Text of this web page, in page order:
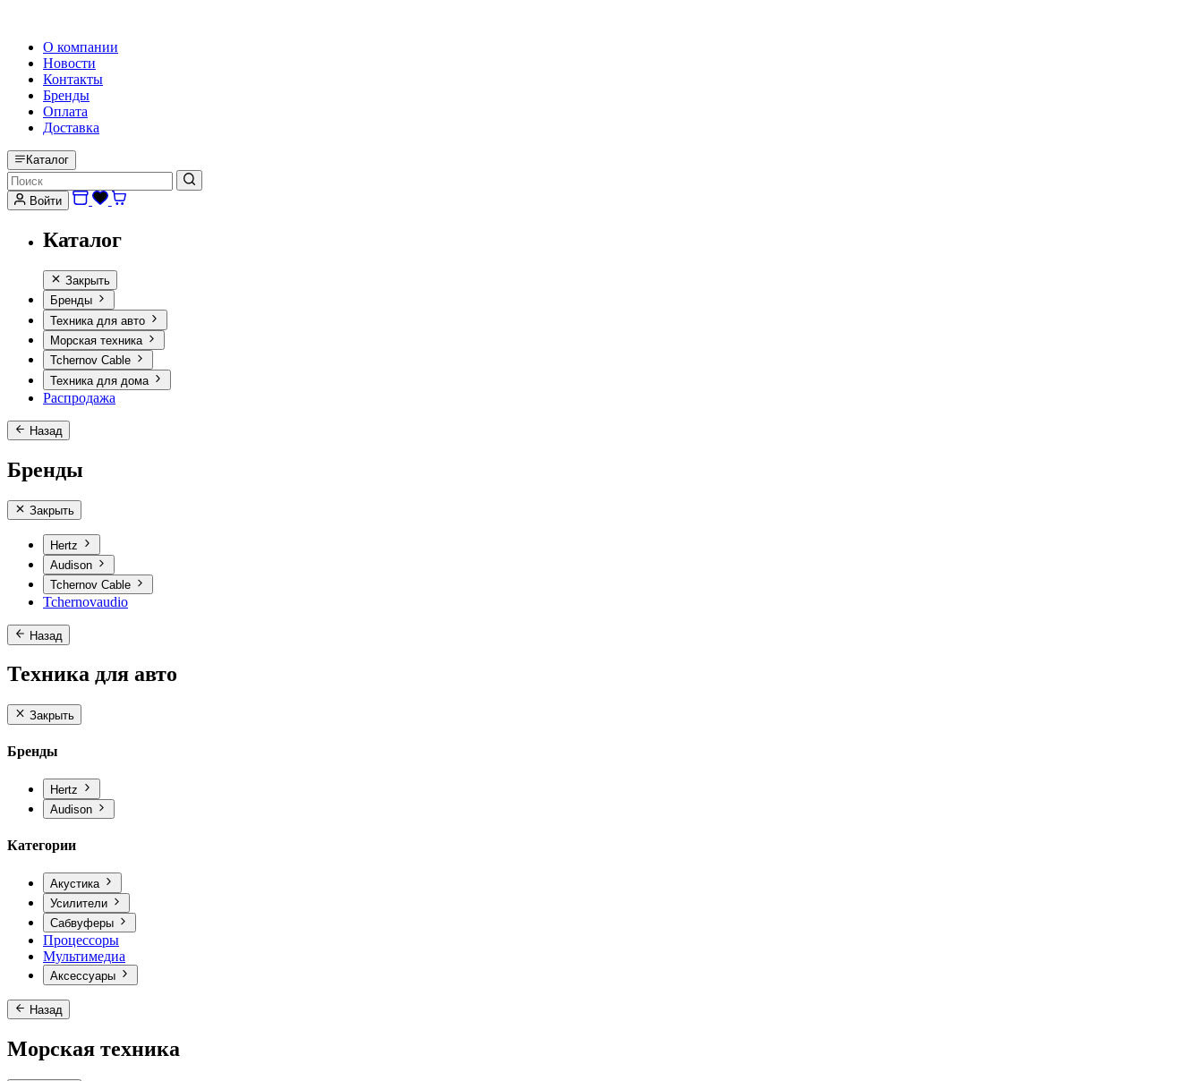
О компании
Новости
Контакты
Бренды
Оплата
Доставка
Каталог
Войти
Каталог
Закрыть
Бренды
Техника для авто
Морская техника
Tchernov Cable
Техника для дома
Распродажа
Назад
Бренды
Закрыть
Hertz
Audison
Tchernov Cable
Tchernovaudio
Назад
Техника для авто
Закрыть
Бренды
Hertz
Audison
Категории
Акустика
Усилители
Сабвуферы
Процессоры
Мультимедиа
Аксессуары
Назад
Морская техника